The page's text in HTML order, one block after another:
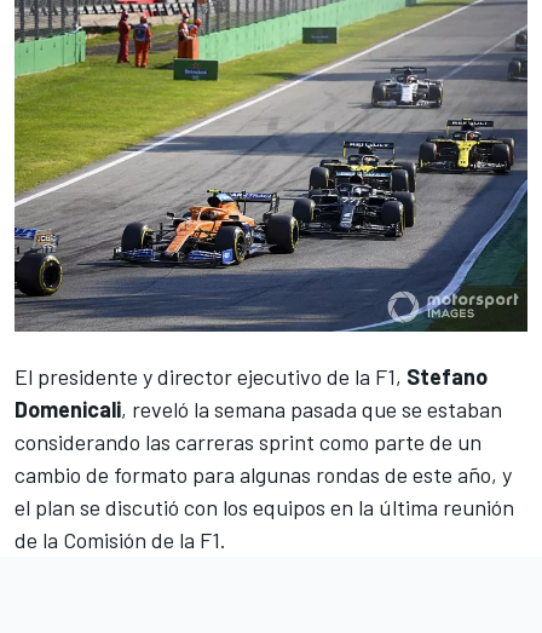
El presidente y director ejecutivo de la F1, Stefano
Domenicali, reveló la semana pasada que se estaban
considerando las carreras sprint como parte de un
cambio de formato para algunas rondas de este año, y
el plan se discutió con los equipos en la última reunión
de la Comisión de la F1.